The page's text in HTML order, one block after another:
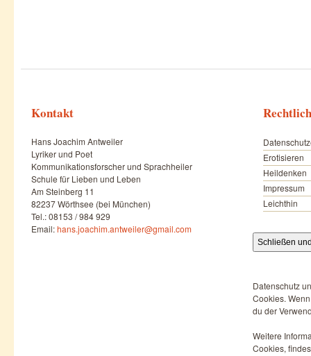
Kontakt
Hans Joachim Antweiler
Lyriker und Poet
Kommunikationsforscher und Sprachheiler
Schule für Lieben und Leben
Am Steinberg 11
82237 Wörthsee (bei München)
Tel.: 08153 / 984 929
Email:hans.joachim.antweiler@gmail.com
Erotisieren
Heildenken
Impressum
Leichthin
Datenschutz
Cookies.
du der
Weitere
Cookies,